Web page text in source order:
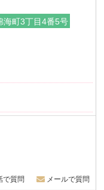
海町3丁目4番5号
で質問 メールで質問